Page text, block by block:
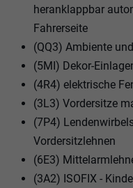
heranklappbar
Fahrerseite
(QQ3) Ambiente
(5MI) Dekor-
(4R4) elektrische
(3L3) Vordersitze
(7P4)
Vordersitzlehnen
(6E3)
(3A2) ISOFIX -